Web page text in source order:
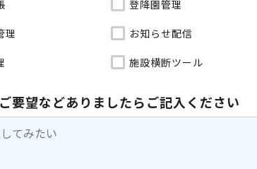
登降園管理
理 お知らせ配信
施設横断ツール
要望などありましたらご記入ください